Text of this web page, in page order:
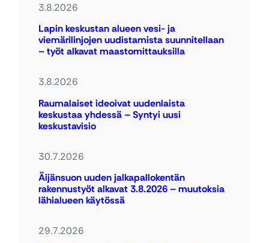
3.8.2026
Lapin keskustan alueen vesi- ja
viemärilinjojen uudistamista suunnitellaan
– työt alkavat maastomittauksilla
3.8.2026
Raumalaiset ideoivat uudenlaista
keskustaa yhdessä – Syntyi uusi
keskustavisio
30.7.2026
Äijänsuon uuden jalkapallokentän
rakennustyöt alkavat 3.8.2026 – muutoksia
lähialueen käytössä
29.7.2026